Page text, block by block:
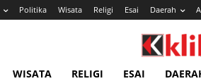
Politika Wisata Religi Esai Daerah
WISATA RELIGI ESAI